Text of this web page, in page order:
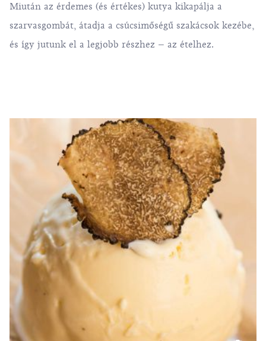
Miután az érdemes (és értékes) kutya kikapálja a
szarvasgombát, átadja a csúcsimőségű szakácsok kezébe,
és így jutunk el a legjobb részhez – az ételhez.